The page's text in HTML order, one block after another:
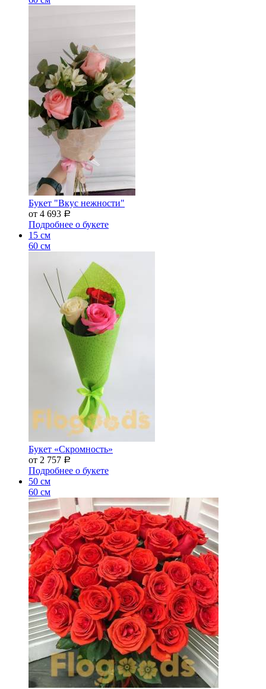
Букет "Вкус нежности"
от 4 693 Р
Подробнее о букете
15 см
60 см
Букет «Скромность»
от 2 757 Р
Подробнее о букете
50 см
60 см